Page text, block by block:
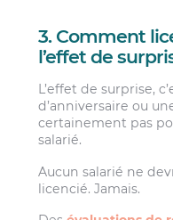
3. Comment
l’effet de
L’effet de surprise,
d’anniversaire ou
certainement pas
salarié.
Aucun salarié ne
licencié. Jamais.